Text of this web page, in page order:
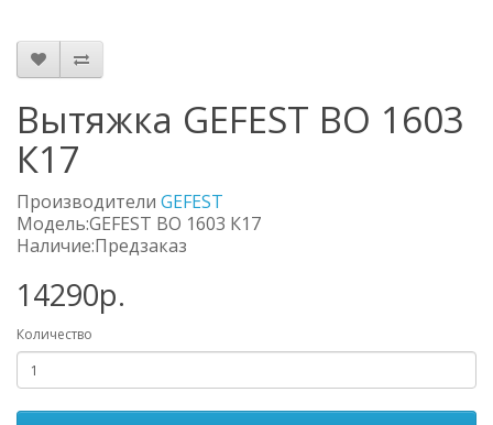
Вытяжка GEFEST ВО 1603
К17
Производители GEFEST
Модель:GEFEST ВО 1603 К17
Наличие:Предзаказ
14290р.
Количество